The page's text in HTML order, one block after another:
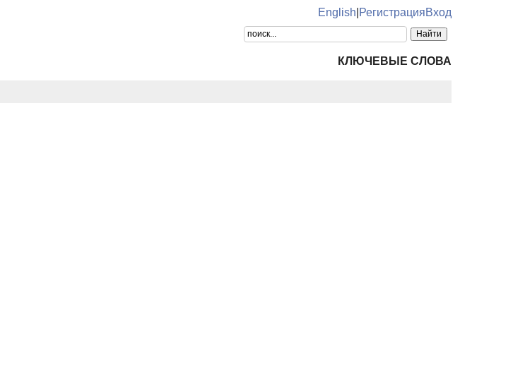
English РегистрацияВход
КЛЮЧЕВЫЕ СЛОВА